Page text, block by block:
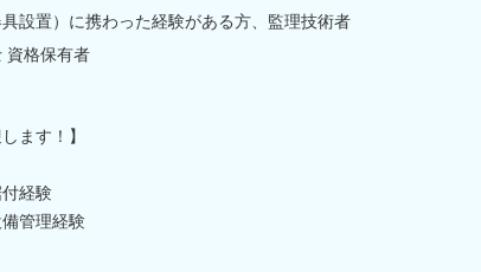
設置）に携わった経験がある方、監理技術者
資格保有者
ます！】
経験
管理経験